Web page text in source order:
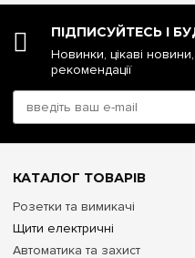
ПІДПИСУЙТЕСЬ І
Новинки, цікаві
рекомендації
КАТАЛОГ ТОВАРІВ
Розетки та вимикачі
Щити електричні
Автоматика та захист